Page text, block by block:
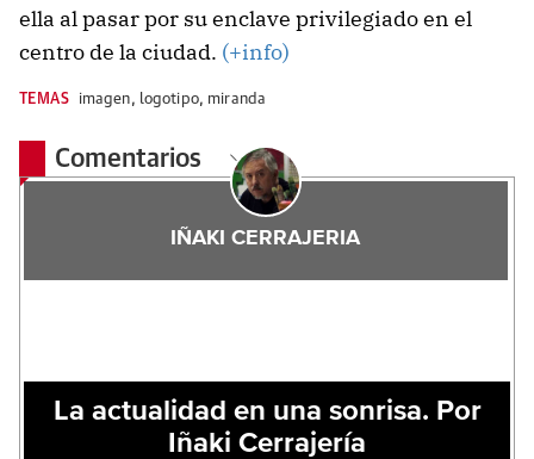
ella al pasar por su enclave privilegiado en el
centro de la ciudad. (+info)
TEMAS imagen, logotipo, miranda
Comentarios
IÑAKI CERRAJERIA
La actualidad en una sonrisa. Por
Iñaki Cerrajería